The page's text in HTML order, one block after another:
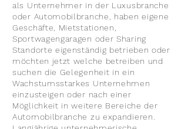
als Unternehmer in der Luxusbranche
oder Automobilbranche, haben eigene
Geschäfte, Mietstationen,
Sportwagengaragen oder Sharing
Standorte eigenständig betrieben oder
möchten jetzt welche betreiben und
suchen die Gelegenheit in ein
Wachstumsstarkes Unternehmen
einzusteigen oder nach einer
Möglichkeit in weitere Bereiche der
Automobilbranche zu expandieren.